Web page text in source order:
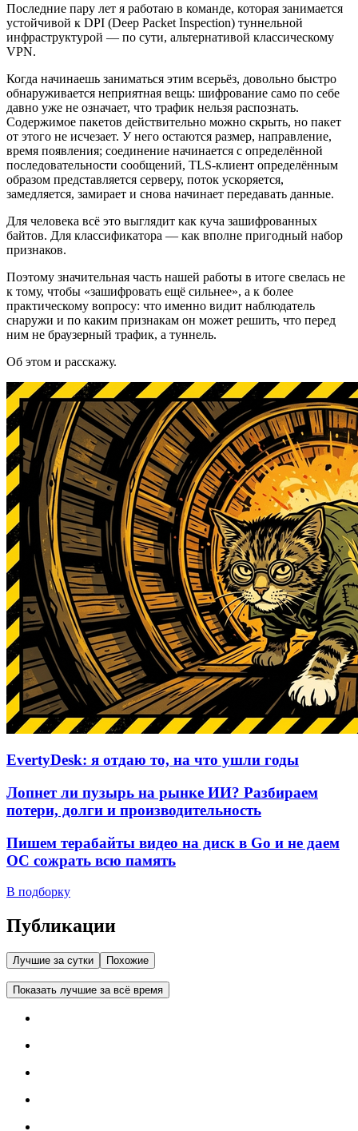
Последние пару лет я работаю в команде, которая занимается
устойчивой к DPI (Deep Packet Inspection) туннельной
инфраструктурой — по сути, альтернативой классическому
VPN.
Когда начинаешь заниматься этим всерьёз, довольно быстро
обнаруживается неприятная вещь: шифрование само по себе
давно уже не означает, что трафик нельзя распознать.
Содержимое пакетов действительно можно скрыть, но пакет
от этого не исчезает. У него остаются размер, направление,
время появления; соединение начинается с определённой
последовательности сообщений, TLS-клиент определённым
образом представляется серверу, поток ускоряется,
замедляется, замирает и снова начинает передавать данные.
Для человека всё это выглядит как куча зашифрованных
байтов. Для классификатора — как вполне пригодный набор
признаков.
Поэтому значительная часть нашей работы в итоге свелась не
к тому, чтобы «зашифровать ещё сильнее», а к более
практическому вопросу: что именно видит наблюдатель
снаружи и по каким признакам он может решить, что перед
ним не браузерный трафик, а туннель.
Об этом и расскажу.
EvertyDesk: я отдаю то, на что ушли годы
Лопнет ли пузырь на рынке ИИ? Разбираем
потери, долги и производительность
Пишем терабайты видео на диск в Go и не даем
ОС сожрать всю память
В подборку
Публикации
Лучшие за сутки Похожие
Показать лучшие за всё время